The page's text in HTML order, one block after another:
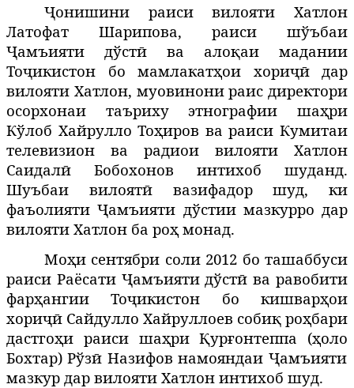
Ҷонишини раиси вилояти Хатлон
Латофат Шарипова, раиси шўъбаи
Ҷамъияти дўстӣ ва алоқаи мадании
Тоҷикистон бо мамлакатҳои хориҷӣдар
вилояти Хатлон, муовинони раис директори
осорхонаи таъриху этнографии шаҳри
Кўлоб Хайрулло Тоҳиров ва раиси Кумитаи
телевизион ва радиои вилояти Хатлон
Саидалӣ Бобохонов интихоб шуданд.
Шуъбаи вилоятӣ вазифадор шуд, ки
фаъолиятиҶамъияти дўстии мазкурро дар
вилояти Хатлон ба роҳ монад.
Моҳи сентябри соли 2012 бо ташаббуси
раиси Раёсати Ҷамъияти дўстӣ ва равобити
фарҳангии Тоҷикистон бо кишварҳои
хориҷӣ Сайдулло Хайруллоев собиқ роҳбари
дастгоҳи раиси шаҳри Қурғонтеппа (ҳоло
Бохтар) Рўзӣ Назифов намояндаи Ҷамъияти
мазкур дар вилояти Хатлон интихоб шуд.